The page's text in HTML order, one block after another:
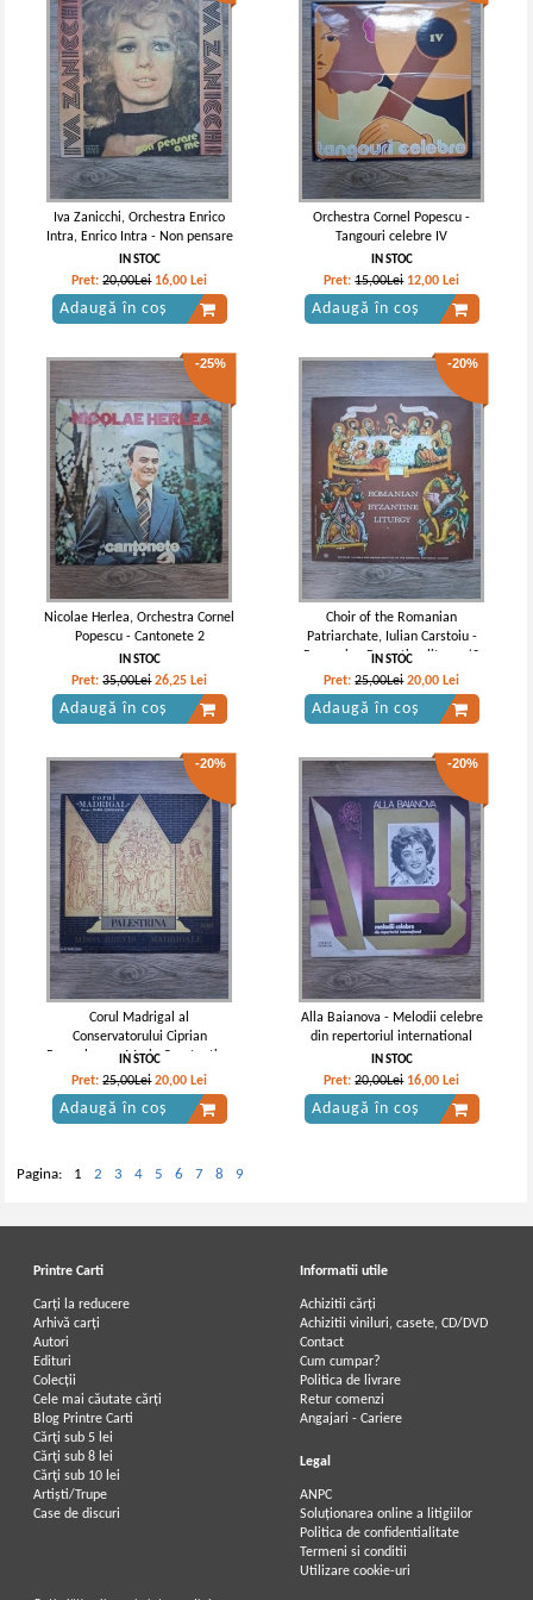
Iva Zanicchi, Orchestra Enrico
Intra, Enrico Intra - Non pensare
a me
IN STOC
Pret:20,00Lei 16,00 Lei
Adaugă în coș
Orchestra Cornel Popescu -
Tangouri celebre IV
IN STOC
Pret:15,00Lei 12,00 Lei
Adaugă în coș
-25%
Nicolae Herlea, Orchestra Cornel
Popescu - Cantonete 2
IN STOC
Pret:35,00Lei 26,25 Lei
Adaugă în coș
-20%
Choir of the Romanian
Patriarchate, Iulian Carstoiu -
Romanian Byzantine liturgy (2
viniluri)
IN STOC
Pret:25,00Lei 20,00 Lei
Adaugă în coș
-20%
Corul Madrigal al
Conservatorului Ciprian
Porumbescu, Marin Constantin -
Missa brevis. Madrigale
(Giovanni Pierluigi da
Palestrina)
IN STOC
Pret:25,00Lei 20,00 Lei
Adaugă în coș
-20%
Alla Baianova - Melodii celebre
din repertoriul international
IN STOC
Pret:20,00Lei 16,00 Lei
Adaugă în coș
Pagina: 1 2 3 4 5 6 7 8 9
Printre Carti
Carți la reducere
Arhivă carți
Autori
Edituri
Colecții
Cele mai căutate cărți
Blog Printre Carti
Cărţi sub 5 lei
Cărţi sub 8 lei
Cărţi sub 10 lei
Artiști/Trupe
Case de discuri
Informatii utile
Achizitii cărți
Achizitii viniluri, casete, CD/DVD
Contact
Cum cumpar?
Politica de livrare
Retur comenzi
Angajari - Cariere
Legal
ANPC
Soluționarea online a litigiilor
Politica de confidentialitate
Termeni si conditii
Utilizare cookie-uri